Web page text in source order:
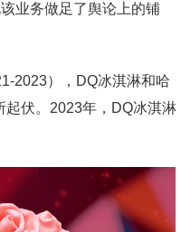
业务做足了舆论上的铺
2023），DQ冰淇淋和哈
起伏。2023年，DQ冰淇淋